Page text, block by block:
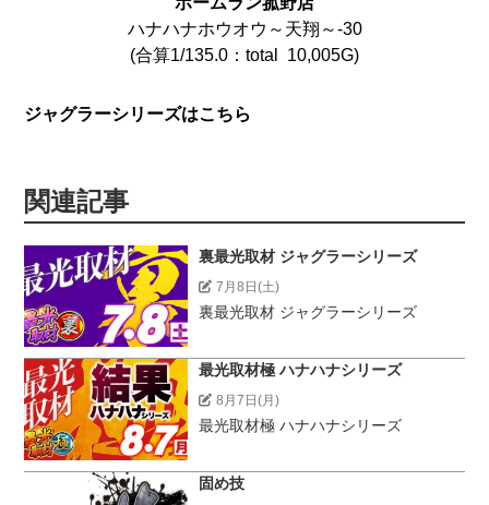
ハナハナホウオウ～天翔～‐30
(合算1/135.0：total 10,005G)
ジャグラーシリーズはこちら
関連記事
裏最光取材 ジャグラーシリーズ
7月8日(土)
裏最光取材 ジャグラーシリーズ
最光取材極 ハナハナシリーズ
8月7日(月)
最光取材極 ハナハナシリーズ
固め技